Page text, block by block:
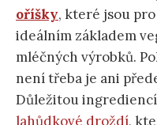
oříšky, které jsou
ideálním základem
mléčných výrobků.
není třeba je ani
Důležitou
lahůdkové droždí,